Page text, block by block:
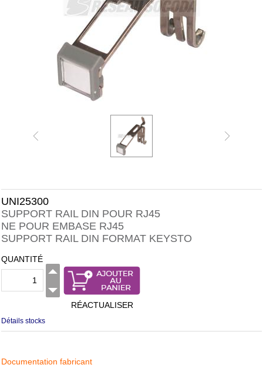
UNI25300
SUPPORT RAIL DIN POUR RJ45
NE POUR EMBASE RJ45
SUPPORT RAIL DIN FORMAT KEYSTO
QUANTITÉ
RÉACTUALISER
Détails stocks
Documentation fabricant